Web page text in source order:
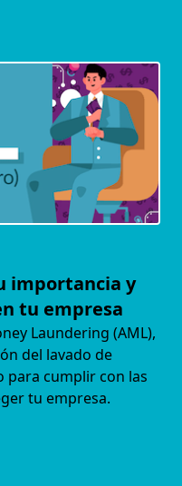
importancia y
tu empresa
Laundering (AML),
del lavado de
para cumplir con las
tu empresa.